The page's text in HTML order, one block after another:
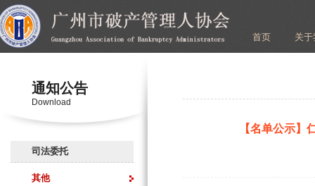
首页 关
通知公告
Download
司法委托
其他
【名单公示】